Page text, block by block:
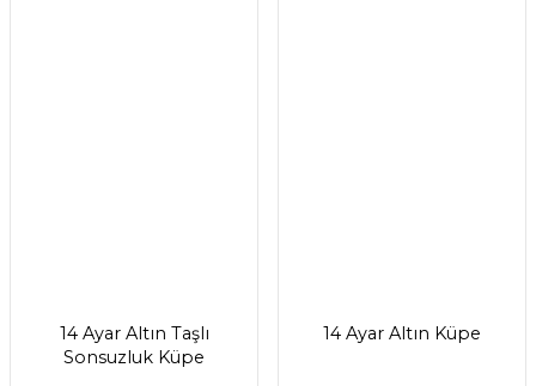
14 Ayar Altın Taşlı
Sonsuzluk Küpe
14 Ayar Altın Küpe